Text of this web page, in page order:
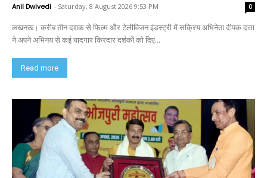
Anil Dwivedi - Saturday, 8 August 2026 9:53 PM 0
लखनऊ। करीब तीन दशक से फिल्म और टेलीविजन इंडस्ट्री में सक्रिय अभिनेता दीपक दत्ता
ने अपने अभिनय से कई यादगार किरदार दर्शकों को दिए...
Read more